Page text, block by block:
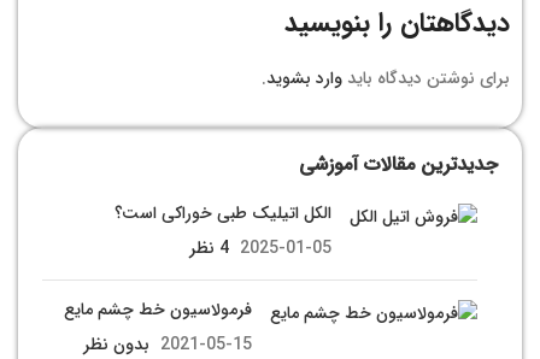
دیدگاهتان را بنویسید
برای نوشتن دیدگاه باید وارد بشوید.
جدیدترین مقالات آموزشی
الکل اتیلیک طبی خوراکی است؟
2025-01-05 4 نظر
فرمولاسیون خط چشم مایع
2021-05-15 بدون نظر